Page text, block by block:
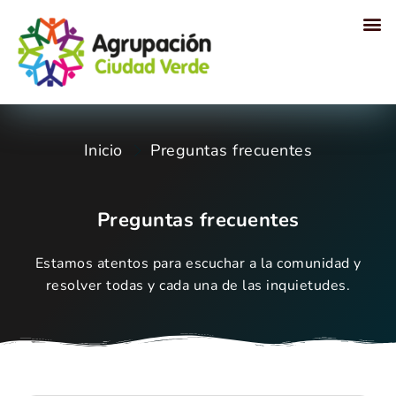
Inicio Preguntas frecuentes
Preguntas frecuentes
Estamos atentos para escuchar a la comunidad y
resolver todas y cada una de las inquietudes.